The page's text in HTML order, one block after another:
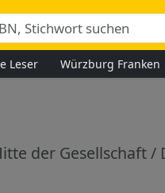
Leser Würzburg Franken
der Gesellschaft